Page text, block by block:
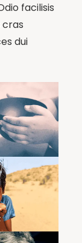
facilisis
cras
dui